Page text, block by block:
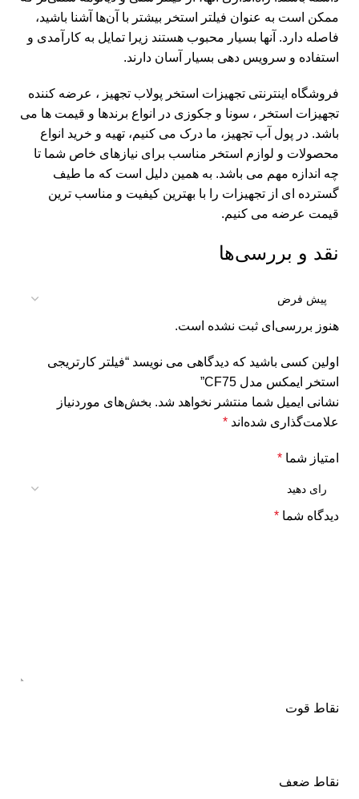
ممکن است به عنوان فیلتر استخر بیشتر با آن‌ها آشنا باشید،
فاصله دارد. آنها بسیار محبوب هستند زیرا تمایل به کارآمدی و
استفاده و سرویس دهی بسیار آسان دارند.
فروشگاه اینترنتی تجهیزات استخر پولاب تجهیز ، عرضه کننده
تجهیزات استخر ، سونا و جکوزی در انواع برندها و قیمت ها می
باشد. در پول آب تجهیز، ما درک می کنیم، تهیه و خرید انواع
محصولات و لوازم استخر مناسب برای نیازهای خاص شما تا
چه اندازه مهم می باشد. به همین دلیل است که ما طیف
گسترده ای از تجهیزات را با بهترین کیفیت و مناسب ترین
قیمت عرضه می کنیم.
نقد و بررسی‌ها
هنوز بررسی‌ای ثبت نشده است.
اولین کسی باشید که دیدگاهی می نویسد “فیلتر کارتریجی
استخر ایمکس مدل CF75”
نشانی ایمیل شما منتشر نخواهد شد. بخش‌های موردنیاز
علامت‌گذاری شده‌اند *
امتیاز شما *
دیدگاه شما *
نقاط قوت
نقاط ضعف